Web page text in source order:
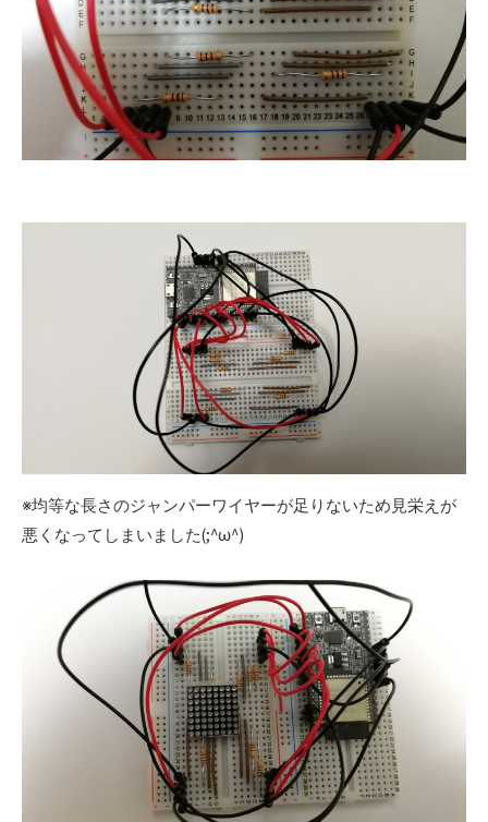
※均等な長さのジャンパーワイヤーが足りないため見栄えが
悪くなってしまいました(;^ω^)